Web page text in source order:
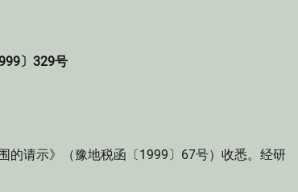
〕329号
的请示》（豫地税函〔1999〕67号）收悉。经研